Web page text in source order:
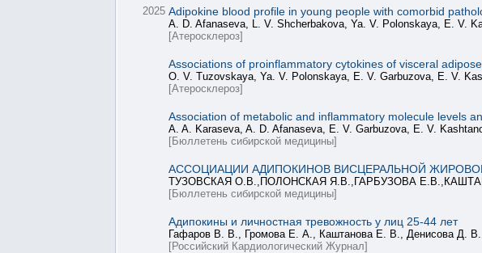
2025 Adipokine blood profile in young people with comorbid
A. D. Afanaseva, L. V. Shcherbakova, Ya. V. Polonskaya, E. V.
[Атеросклероз]
Associations of proinflammatory cytokines of visceral
O. V. Tuzovskaya, Ya. V. Polonskaya, E. V. Garbuzova, E. V.
[Атеросклероз]
Association of metabolic and inflammatory molecule levels
A. A. Karaseva, A. D. Afanaseva, E. V. Garbuzova, E. V.
[Бюллетень сибирской медицины]
АССОЦИАЦИИ АДИПОКИНОВ ВИСЦЕРАЛЬНОЙ
ТУЗОВСКАЯ О.В.,ПОЛОНСКАЯ Я.В.,ГАРБУЗОВА
[Бюллетень сибирской медицины]
Адипокины и личностная тревожность у лиц 25-44 лет
Гафаров В. В., Громова Е. А., Каштанова Е. В., Денисова Д.
[Российский Кардиологический Журнал]